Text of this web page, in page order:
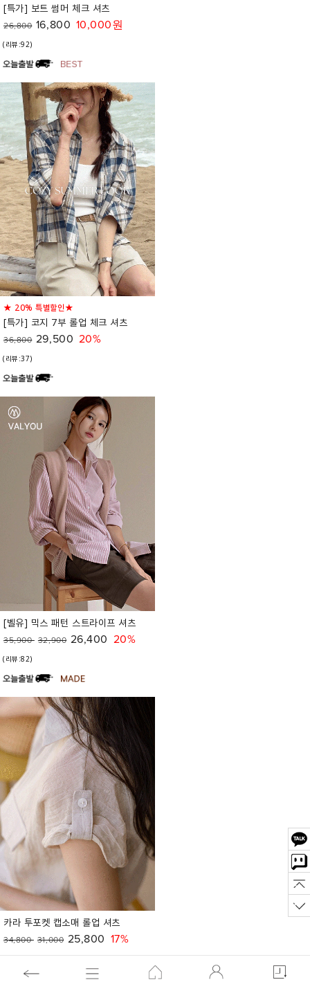
[특가] 보트 썸머 체크 셔츠
26,800 16,800 10,000원
(리뷰:92)
★ 20% 특별할인★
[특가] 코지 7부 롤업 체크 셔츠
36,800 29,500 20%
(리뷰:37)
[벨유] 믹스 패턴 스트라이프 셔츠
35,900 32,900 26,400 20%
(리뷰:82)
카라 투포켓 캡소매 롤업 셔츠
34,800 31,000 25,800 17%